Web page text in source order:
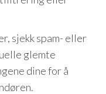
sjekk spam- eller
glemte
dine for å